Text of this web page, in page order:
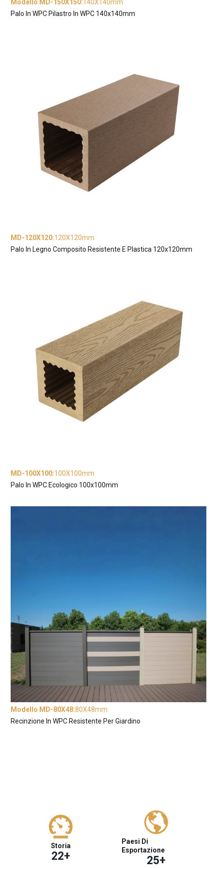
Modello MD-150X150:140X140mm
Palo In WPC Pilastro In WPC 140x140mm
MD-120X120:120X120mm
Palo In Legno Composito Resistente E Plastica 120x120mm
MD-100X100:100X100mm
Palo In WPC Ecologico 100x100mm
Modello MD-80X48:80X48mm
Recinzione In WPC Resistente Per Giardino
Storia
22+
Paesi Di
Esportazione
25+